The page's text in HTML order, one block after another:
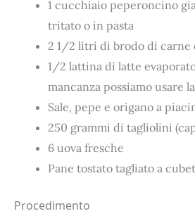
1 cucchiaio peperoncino
tritato o in pasta
2 1/2 litri di brodo di carne
1/2 lattina di latte
mancanza possiamo usare
Sale, pepe e origano a
250 grammi di tagliolini
6 uova fresche
Pane tostato tagliato a
Procedimento